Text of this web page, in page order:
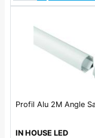
Profil Alu 2M Angle
IN HOUSE LED